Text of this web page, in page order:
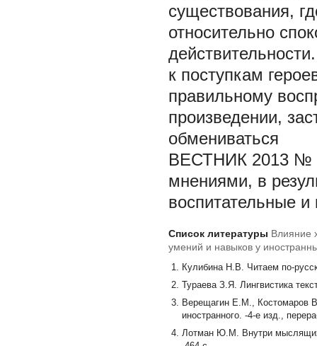
существования,
относительно
к поступкам
правильному
произведении,
обмениваться
ВЕСТНИК 2013 №
мнениями, в
воспитательные и
Список литературы Влияние
умений и навыков у
Кулибина Н.В. Читаем по-
Тураева З.Я. Лингвистика
Верещагин Е.М., Костомаров
иностранного. -4-е изд.,
Лотман Ю.М. Внутри мыслящих